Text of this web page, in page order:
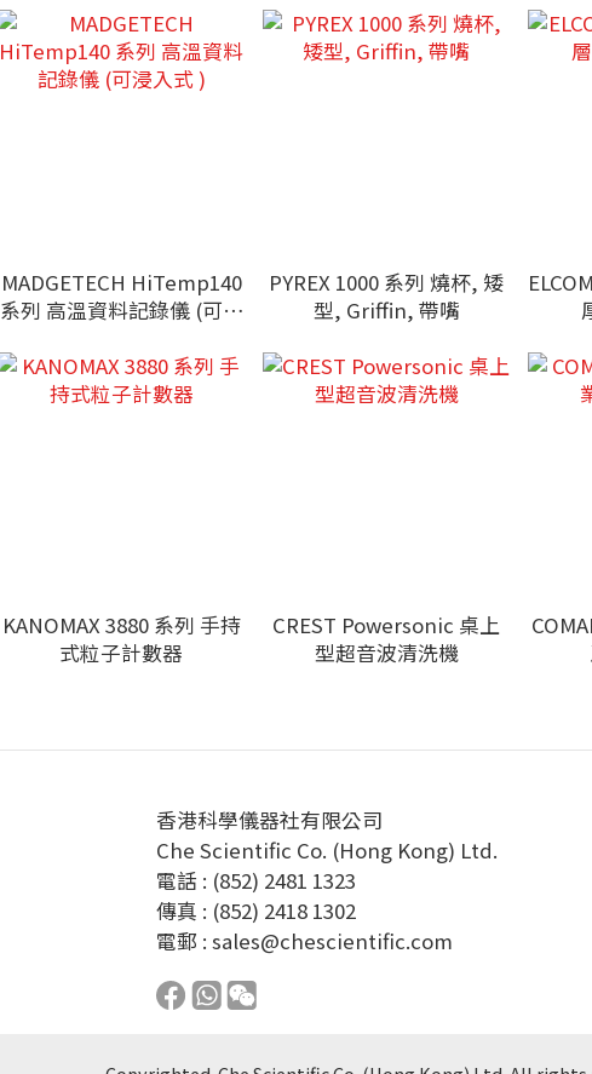
MADGETECH HiTemp140
系列 高溫資料記錄儀 (可浸
PYREX 1000 系列 燒杯, 矮
型, Griffin, 帶嘴
KANOMAX 3880 系列 手持
式粒子計數器
CREST Powersonic 桌上
型超音波清洗機
香港科學儀器社有限公司
Che Scientific Co. (Hong Kong) Ltd.
電話 : (852) 2481 1323
傳真 : (852) 2418 1302
電郵 : sales@chescientific.com